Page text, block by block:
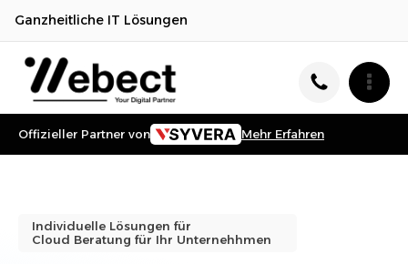
Ganzheitliche IT Lösungen
Offizieller Partner von Mehr Erfahren
Individuelle Lösungen für
Cloud Beratung für Ihr Unternehhmen